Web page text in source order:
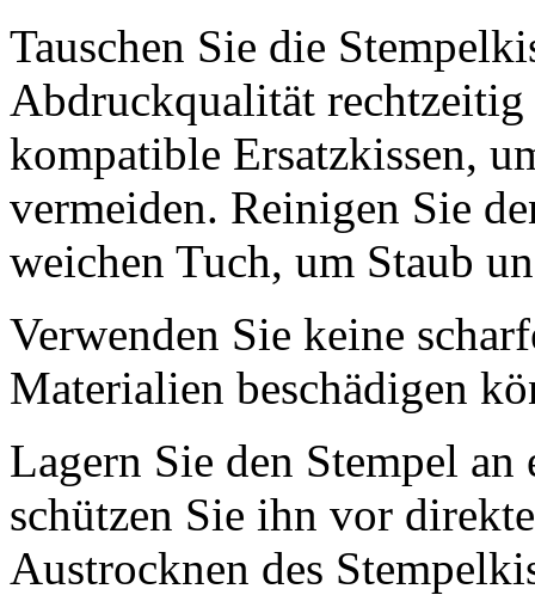
Tauschen Sie die
Abdruckqualität rechtzeitig
kompatible Ersatzkissen,
vermeiden. Reinigen Sie
weichen Tuch, um Staub
Verwenden Sie keine
Materialien beschädigen
Lagern Sie den Stempel
schützen Sie ihn vor
Austrocknen des